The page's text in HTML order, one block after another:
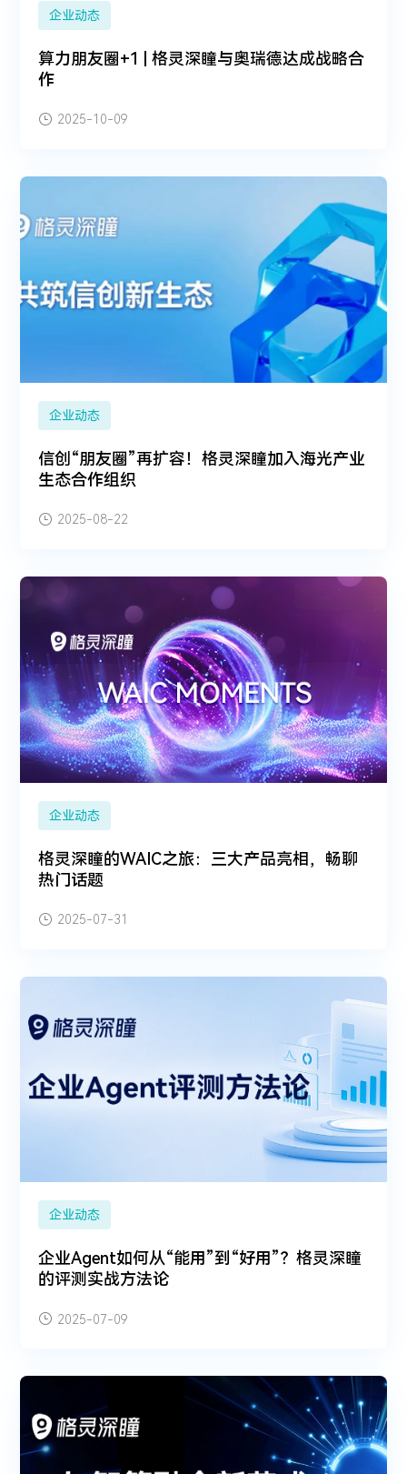
企业动态
算力朋友圈+1 | 格灵深瞳与奥瑞德达成战略合
作
2025-10-09
企业动态
信创“朋友圈”再扩容！格灵深瞳加入海光产业
生态合作组织
2025-08-22
企业动态
格灵深瞳的WAIC之旅：三大产品亮相，畅聊
热门话题
2025-07-31
企业动态
企业Agent如何从“能用”到“好用”？格灵深瞳
的评测实战方法论
2025-07-09